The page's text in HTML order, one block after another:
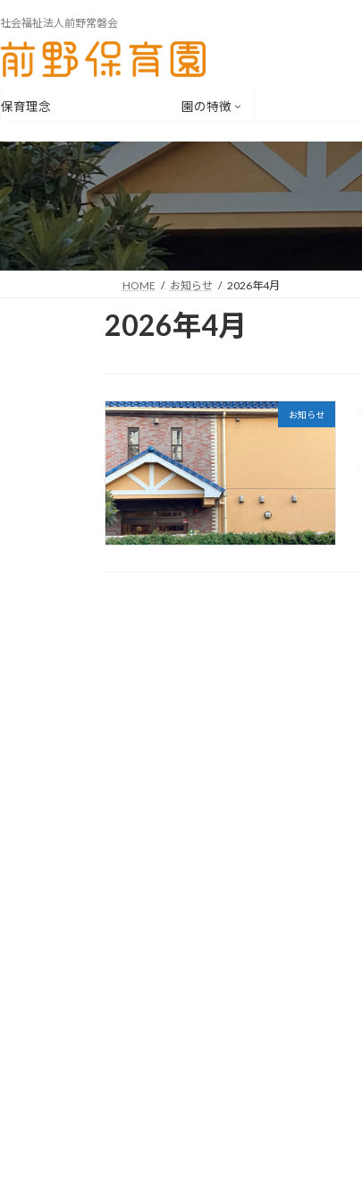
ン
テ
ン
ツ
へ
ス
キ
ッ
プ
ビ
ゲ
ー
シ
ョ
ン
に
移
動
社会福祉法人前野常磐会
保育理念 園の特徴
HOME お知らせ 2026年4月
2026年4月
お知らせ